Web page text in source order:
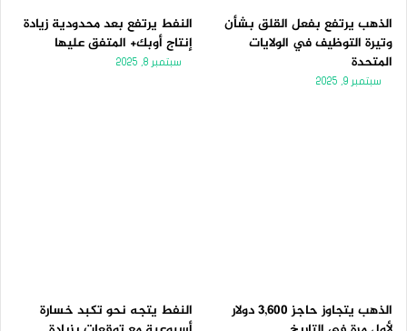
الذهب يرتفع بفعل القلق بشأن
وتيرة التوظيف في الولايات
المتحدة
سبتمبر 9, 2025
النفط يرتفع بعد محدودية زيادة
إنتاج أوبك+ المتفق عليها
سبتمبر 8, 2025
الذهب يتجاوز حاجز 3,600 دولار
النفط يتجه نحو تكبد خسارة